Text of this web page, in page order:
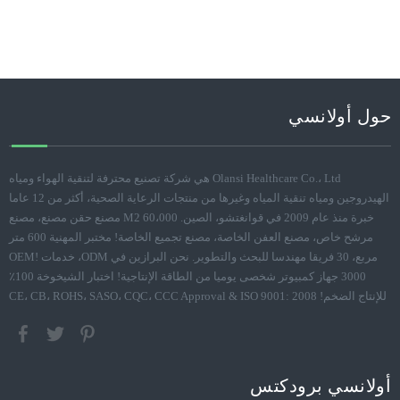
حول أولانسي
Olansi Healthcare Co.، Ltd هي شركة تصنيع محترفة لتنقية الهواء ومياه
الهيدروجين ومياه تنقية المياه وغيرها من منتجات الرعاية الصحية، أكثر من 12 عاما
خبرة منذ عام 2009 في قوانغتشو، الصين. 60،000 M2 مصنع حقن مصنع، مصنع
مرشح خاص، مصنع العفن الخاصة، مصنع تجميع الخاصة! مختبر المهنية 600 متر
مربع، 30 فريقا مهندسا للبحث والتطوير. نحن البرازين في ODM، خدمات OEM!
3000 جهاز كمبيوتر شخصى يوميا من الطاقة الإنتاجية! اختبار الشيخوخة 100٪
للإنتاج الضخم! CE، CB، ROHS، SASO، CQC، CCC Approval & ISO 9001: 2008
أولانسي برودكتس